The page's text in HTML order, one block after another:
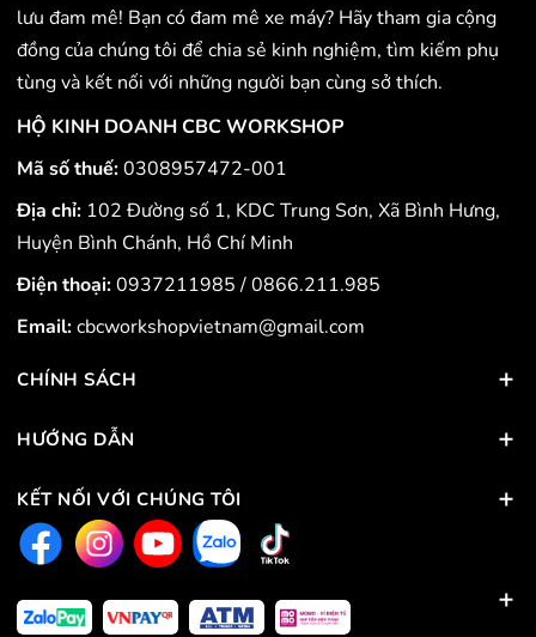
lưu đam mê! Bạn có đam mê xe máy? Hãy tham gia cộng
đồng của chúng tôi để chia sẻ kinh nghiệm, tìm kiếm phụ
tùng và kết nối với những người bạn cùng sở thích.
HỘ KINH DOANH CBC WORKSHOP
Mã số thuế:0308957472-001
Địa chỉ: 102 Đường số 1, KDC Trung Sơn, Xã Bình Hưng,
Huyện Bình Chánh, Hồ Chí Minh
Điện thoại:0937211985/0866.211.985
Email:cbcworkshopvietnam@gmail.com
CHÍNH SÁCH
HƯỚNG DẪN
KẾT NỐI VỚI CHÚNG TÔI